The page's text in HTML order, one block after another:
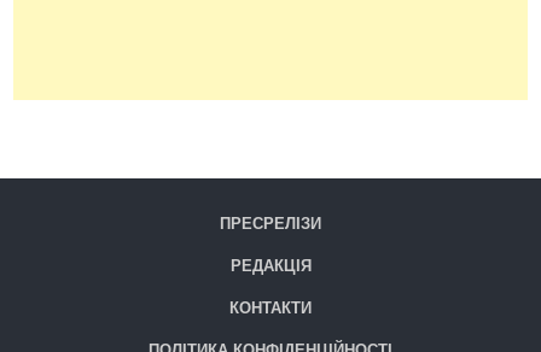
ПРЕСРЕЛІЗИ
РЕДАКЦІЯ
КОНТАКТИ